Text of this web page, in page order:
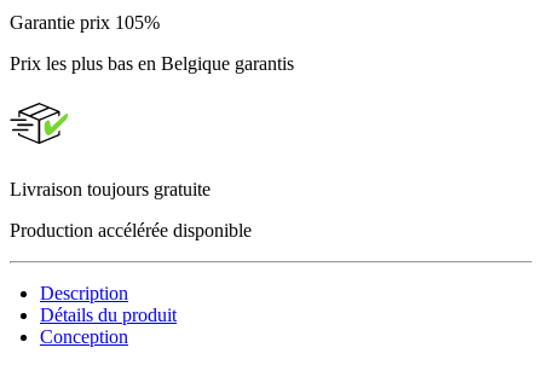
Garantie prix 105%
Prix les plus bas en Belgique garantis
Livraison toujours gratuite
Production accélérée disponible
Description
Détails du produit
Conception